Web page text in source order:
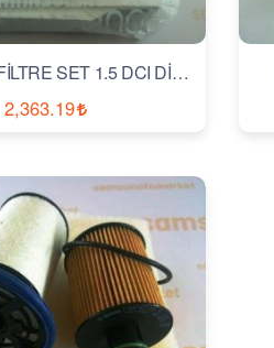
MEGANE II FİLTRE SET 1.5 DCI DİZEL
2,363.19